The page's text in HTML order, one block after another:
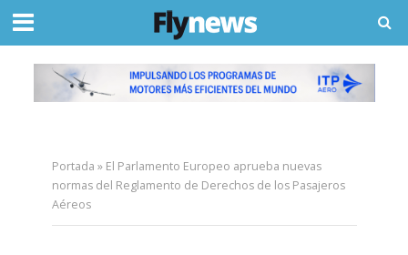
Portada » El Parlamento Europeo aprueba nuevas
normas del Reglamento de Derechos de los Pasajeros
Aéreos